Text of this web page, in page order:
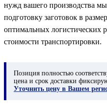
нужд вашего производства
подготовку заготовок в
оптимальных логистических
стоимости транспортировки.
Позиция полностью
цена и срок доставки
Уточнить цену в Вашем